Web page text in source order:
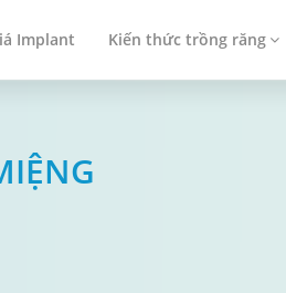
Implant Kiến thức trồng răng